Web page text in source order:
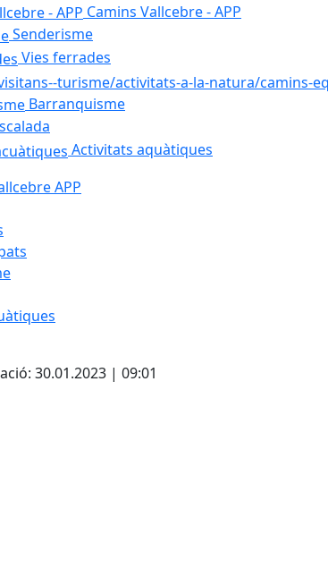
Camins Vallcebre - APP
Senderisme
Vies ferrades
Barranquisme
Activitats aquàtiques
APP
30.01.2023 | 09:01